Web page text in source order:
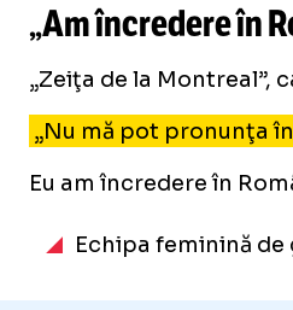
„Am încredere în
„Zeiţa de la Montreal”,
„Nu mă pot pronunţa
Eu am încredere în
Echipa feminină